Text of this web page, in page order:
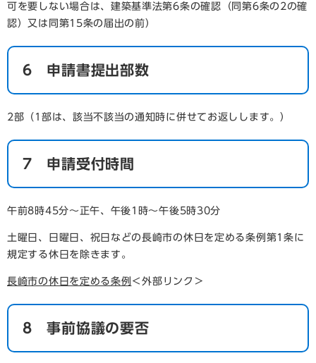
可を要しない場合は、建築基準法第6条の確認（同第6条の2の確
認）又は同第15条の届出の前）
6 申請書提出部数
2部（1部は、該当不該当の通知時に併せてお返しします。）
7 申請受付時間
午前8時45分～正午、午後1時～午後5時30分
土曜日、日曜日、祝日などの長崎市の休日を定める条例第1条に
規定する休日を除きます。
長崎市の休日を定める条例 ＜外部リンク＞
8 事前協議の要否